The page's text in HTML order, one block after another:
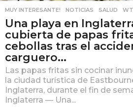
MUY INTERESANTE! ,NOTICIAS ,SALUD ,
Una playa en
cubierta de papas
cebollas tras el
carguero...
Las papas fritas sin cocinar
la ciudad turística de
Inglaterra, durante el fin de
Inglaterra — Una...